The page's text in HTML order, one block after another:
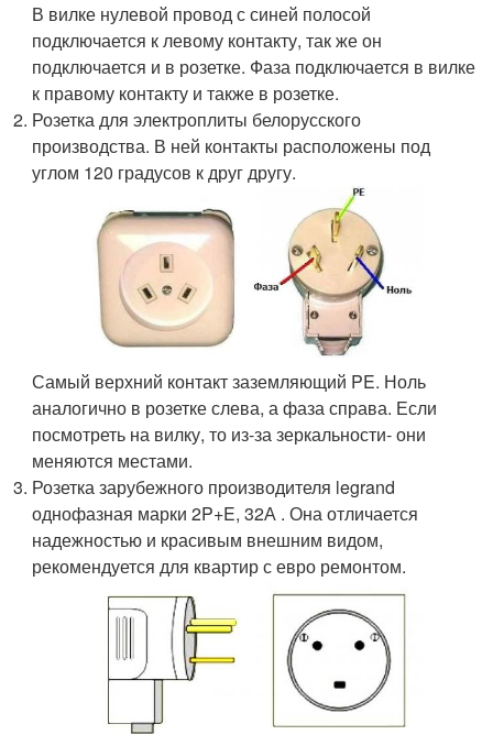
В вилке нулевой провод с синей полосой
подключается к левому контакту, так же он
подключается и в розетке. Фаза подключается в вилке
к правому контакту и также в розетке.
Розетка для электроплиты белорусского
производства. В ней контакты расположены под
углом 120 градусов к друг другу.
Самый верхний контакт заземляющий PE. Ноль
аналогично в розетке слева, а фаза справа. Если
посмотреть на вилку, то из-за зеркальности- они
меняются местами.
Розетка зарубежного производителя legrand
однофазная марки 2P+E, 32А . Она отличается
надежностью и красивым внешним видом,
рекомендуется для квартир с евро ремонтом.